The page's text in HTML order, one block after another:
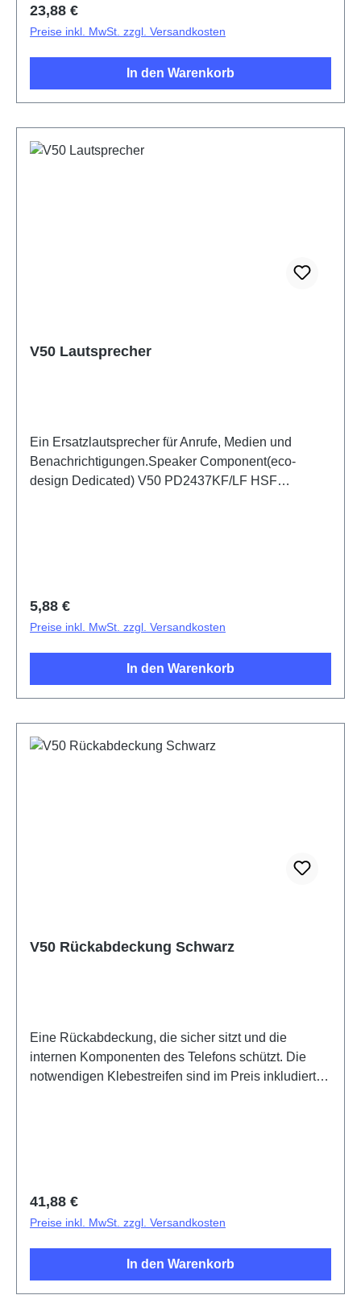
Regulärer Preis:
23,88 €
Preise inkl. MwSt. zzgl. Versandkosten
In den Warenkorb
V50 Lautsprecher
Ein Ersatzlautsprecher für Anrufe, Medien und
Benachrichtigungen.Speaker Component(eco-
design Dedicated) V50 PD2437KF/LF HSF
Regulärer Preis:
5,88 €
Preise inkl. MwSt. zzgl. Versandkosten
In den Warenkorb
V50 Rückabdeckung Schwarz
Eine Rückabdeckung, die sicher sitzt und die
internen Komponenten des Telefons schützt. Die
notwendigen Klebestreifen sind im Preis inkludiert
Regulärer Preis:
41,88 €
Preise inkl. MwSt. zzgl. Versandkosten
In den Warenkorb